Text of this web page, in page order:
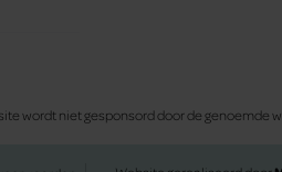
wordt niet gesponsord door de genoemde